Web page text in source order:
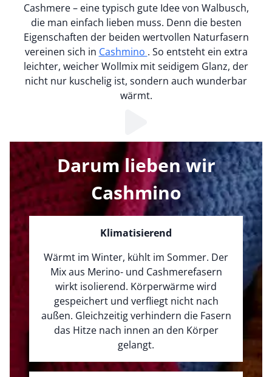
Cashmere – eine typisch gute Idee von Walbusch,
die man einfach lieben muss. Denn die besten
Eigenschaften der beiden wertvollen Naturfasern
vereinen sich in Cashmino . So entsteht ein extra
leichter, weicher Wollmix mit seidigem Glanz, der
nicht nur kuschelig ist, sondern auch wunderbar
wärmt.
Darum lieben wir
Cashmino
Klimatisierend
Wärmt im Winter, kühlt im Sommer. Der
Mix aus Merino- und Cashmerefasern
wirkt isolierend. Körperwärme wird
gespeichert und verfliegt nicht nach
außen. Gleichzeitig verhindern die Fasern
das Hitze nach innen an den Körper
gelangt.